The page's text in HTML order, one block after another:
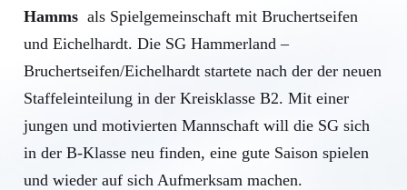
Hamms als Spielgemeinschaft mit Bruchertseifen
und Eichelhardt. Die SG Hammerland –
Bruchertseifen/Eichelhardt startete nach der der neuen
Staffeleinteilung in der Kreisklasse B2. Mit einer
jungen und motivierten Mannschaft will die SG sich
in der B-Klasse neu finden, eine gute Saison spielen
und wieder auf sich Aufmerksam machen.